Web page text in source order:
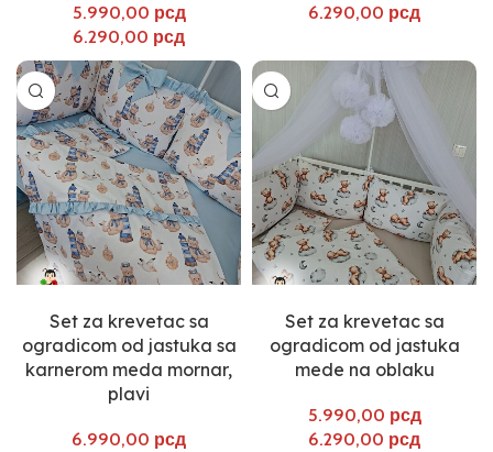
рсд
рсд
рсд
Set za krevetac sa
ogradicom od jastuka sa
karnerom meda mornar,
plavi
рсд
Set za krevetac sa
ogradicom od jastuka
mede na oblaku
рсд
рсд